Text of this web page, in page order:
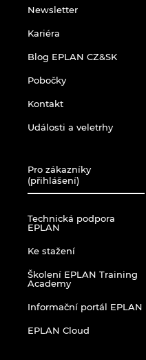
Newsletter
Kariéra
Blog EPLAN CZ&SK
Pobočky
Kontakt
Události a veletrhy
Pro zákazníky
(přihlášení)
Technická podpora
EPLAN
Ke stažení
Školení EPLAN Training
Academy
Informační portál EPLAN
EPLAN Cloud